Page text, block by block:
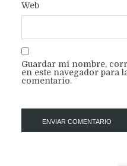
Web
Guardar mi nombre,
en este navegador para
comentario.